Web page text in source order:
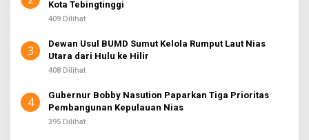
Kota Tebingtinggi
409 Dilihat
3
Dewan Usul BUMD Sumut Kelola Rumput Laut Nias
Utara dari Hulu ke Hilir
408 Dilihat
4
Gubernur Bobby Nasution Paparkan Tiga Prioritas
Pembangunan Kepulauan Nias
395 Dilihat